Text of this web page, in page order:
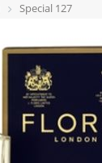
Special 127